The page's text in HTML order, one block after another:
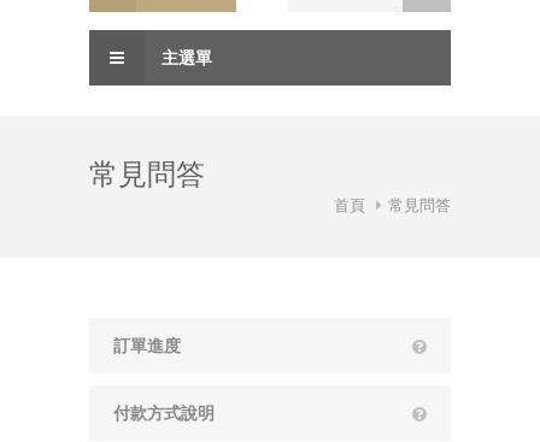
主選單
常見問答
首頁 常見問答
訂單進度
付款方式說明